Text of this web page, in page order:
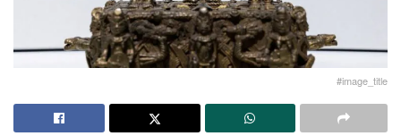
#image_title